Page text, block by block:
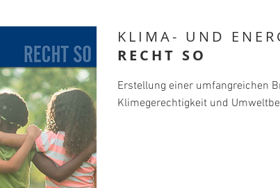
KLIMA- UND
RECHT SO
Erstellung einer umfangreichen
Klimegerechtigkeit und